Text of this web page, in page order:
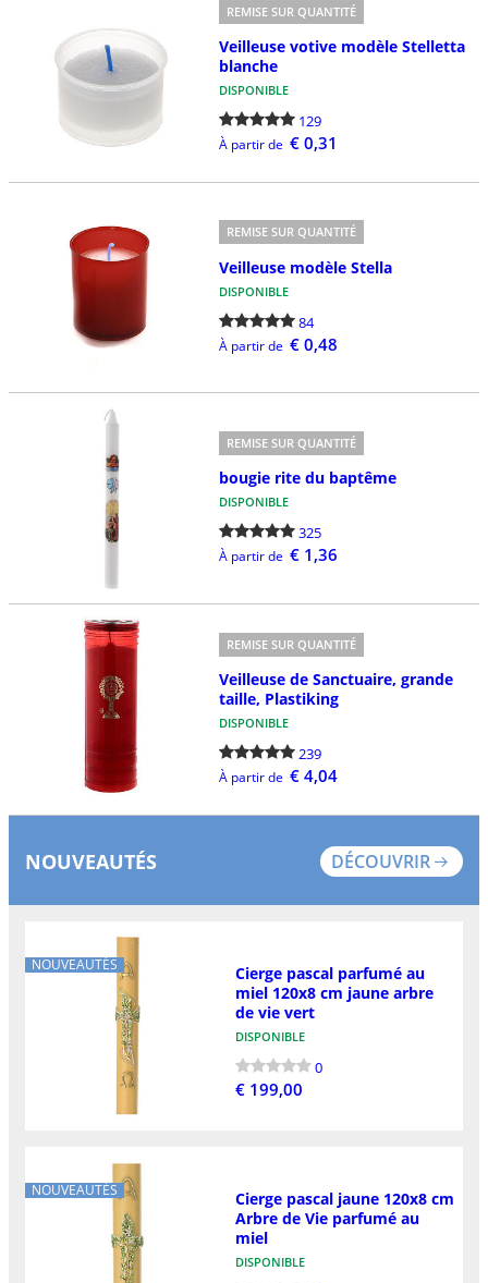
REMISE SUR QUANTITÉ
Veilleuse votive modèle Stelletta
blanche
DISPONIBLE
129
À partir de € 0,31
REMISE SUR QUANTITÉ
Veilleuse modèle Stella
DISPONIBLE
84
À partir de € 0,48
REMISE SUR QUANTITÉ
bougie rite du baptême
DISPONIBLE
325
À partir de € 1,36
REMISE SUR QUANTITÉ
Veilleuse de Sanctuaire, grande
taille, Plastiking
DISPONIBLE
239
À partir de € 4,04
NOUVEAUTÉS DÉCOUVRIR
NOUVEAUTÉS
Cierge pascal parfumé au
miel 120x8 cm jaune arbre
de vie vert
DISPONIBLE
0
€ 199,00
NOUVEAUTÉS
Cierge pascal jaune 120x8 cm
Arbre de Vie parfumé au
miel
DISPONIBLE